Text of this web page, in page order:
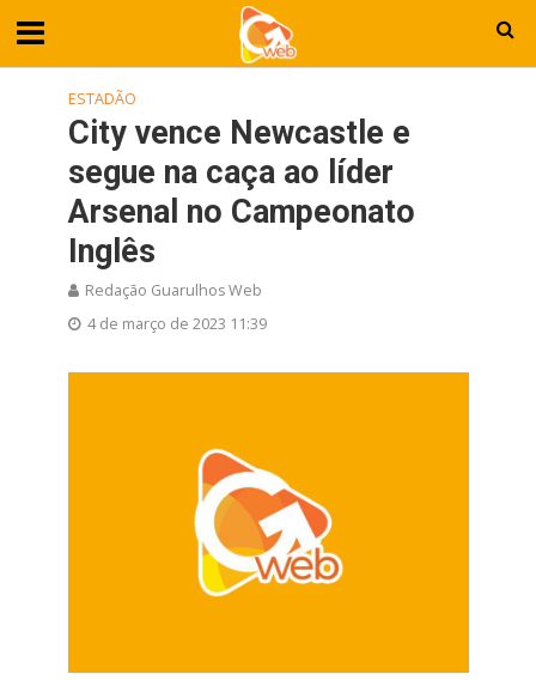
ESTADÃO
City vence Newcastle e
segue na caça ao líder
Arsenal no Campeonato
Inglês
Redação Guarulhos Web
4 de março de 2023 11:39